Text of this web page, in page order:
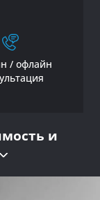
/ офлайн
и